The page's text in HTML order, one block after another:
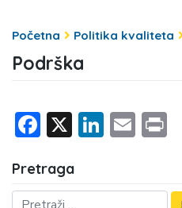
Početna Politika kvaliteta
Podrška
Facebook
X LinkedIn
Email
Pretraga